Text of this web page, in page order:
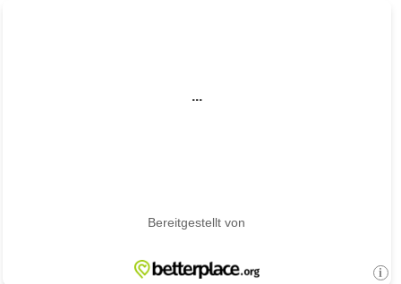
...
Bereitgestellt von
i